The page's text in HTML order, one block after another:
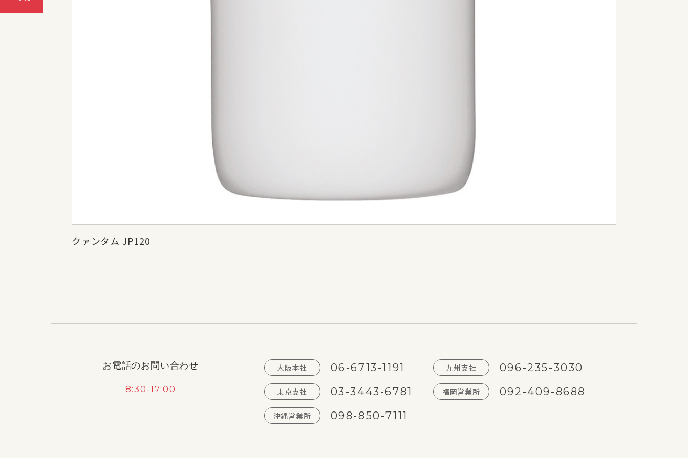
クァンタム JP120
お電話のお問い合わせ
8:30-17:00
大阪本社 06-6713-1191 九州支社 096-235-3030
東京支社 03-3443-6781 福岡営業所 092-409-8688
沖縄営業所 098-850-7111